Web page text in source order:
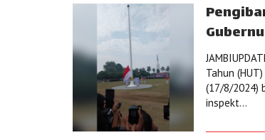
Tahun
(17/8/2024)
inspekt...